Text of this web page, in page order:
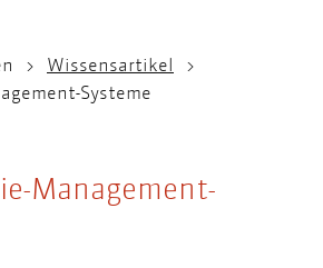
Wissensartikel
Systeme
Management-